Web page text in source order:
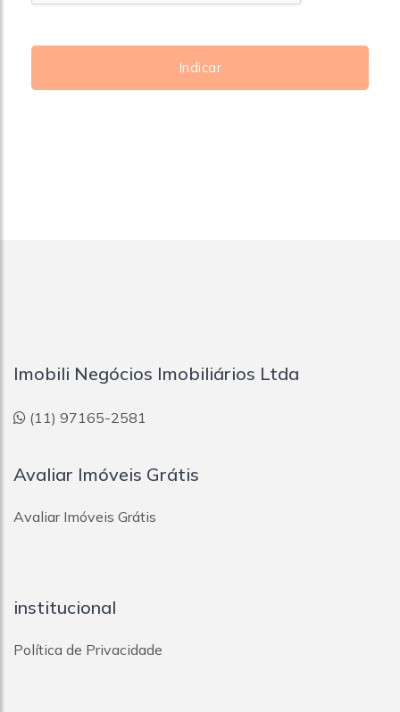
Indicar
Imobili Negócios Imobiliários Ltda
(11) 97165-2581
Avaliar Imóveis Grátis
Avaliar Imóveis Grátis
institucional
Política de Privacidade